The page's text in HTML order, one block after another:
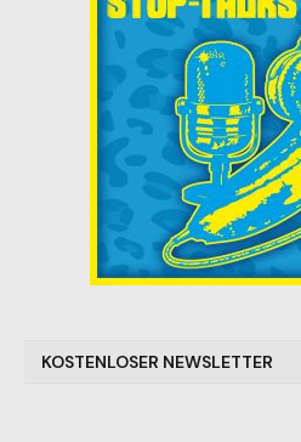
KOSTENLOSER NEWSLETTER